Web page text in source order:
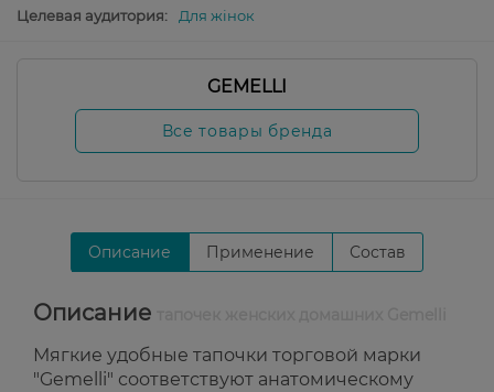
Целевая аудитория:
Для жінок
GEMELLI
Все товары бренда
Описание Применение Состав
Описание
Мягкие удобные тапочки торговой марки
"Gemelli" соответствуют анатомическому